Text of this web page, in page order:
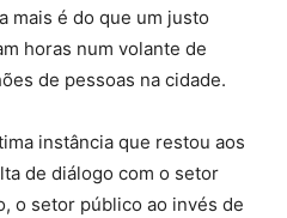
mais é do que um justo
horas num volante de
de pessoas na cidade.
instância que restou aos
de diálogo com o setor
o setor público ao invés de